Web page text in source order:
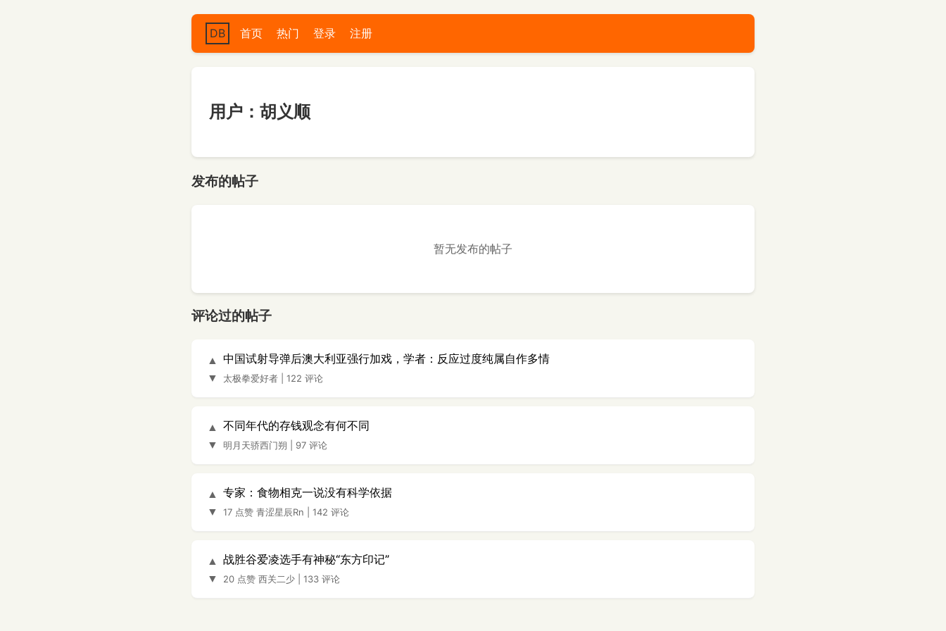
DB 首页 热门 登录 注册
用户：胡义顺
发布的帖子
暂无发布的帖子
评论过的帖子
▲
▼
中国试射导弹后澳大利亚强行加戏，学者：反应过度纯属自作多情
太极拳爱好者 122 评论
▲
▼
不同年代的存钱观念有何不同
明月天骄西门朔 97 评论
▲
▼
专家：食物相克一说没有科学依据
17 点赞 青涩星辰Rn 142 评论
▲
▼
战胜谷爱凌选手有神秘“东方印记”
20 点赞 西关二少 133 评论